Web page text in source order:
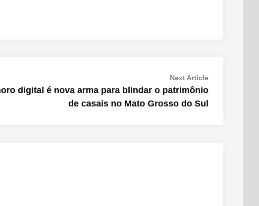
Next ArticleNext
article:
digital é nova arma para blindar o patrimônio
de casais no Mato Grosso do Sul